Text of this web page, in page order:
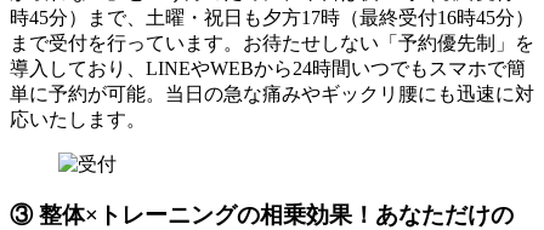
時45分）まで、土曜・祝日も夕方17時（最終受付16時45分）
まで受付を行っています。お待たせしない「予約優先制」を
導入しており、LINEやWEBから24時間いつでもスマホで簡
単に予約が可能。当日の急な痛みやギックリ腰にも迅速に対
応いたします。
③ 整体×トレーニングの相乗効果！あなただけの